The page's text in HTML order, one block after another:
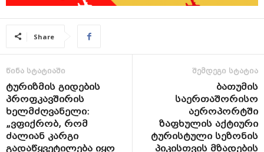
Share
წინა სტატიაში
ტურიზმის გიდების
პროფკავშირის
ხელმძღვანელი:
„ვფიქრობ, რომ
ძალიან კარგი
გადაწყვეტილება იყო
შემდეგი სტატია
ბათუმის
საერთაშორისო
აეროპორტში
ზაფხულის აქტიური
ტურისტული სეზონის
პიკისთვის მზადების